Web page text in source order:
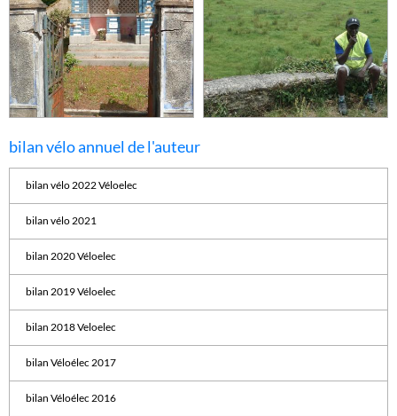
bilan vélo annuel de l'auteur
bilan vélo 2022 Véloelec
bilan vélo 2021
bilan 2020 Véloelec
bilan 2019 Véloelec
bilan 2018 Veloelec
bilan Véloélec 2017
bilan Véloélec 2016